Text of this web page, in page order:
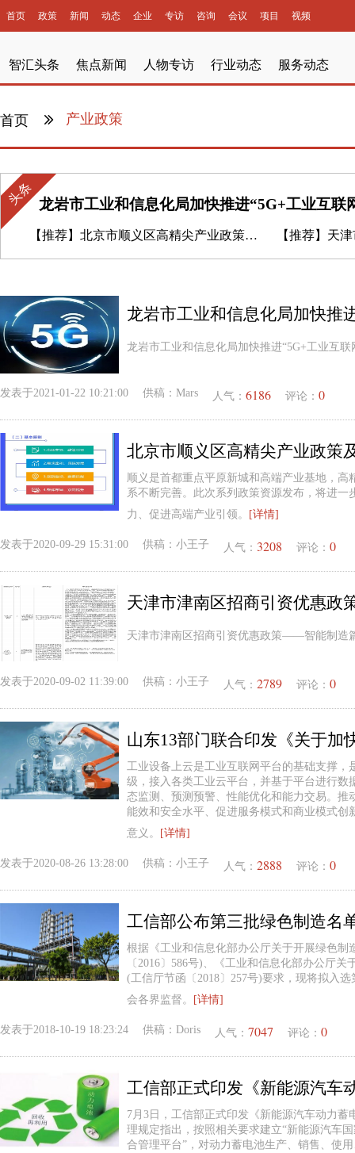
首页 政策 新闻 动态 企业 专访 咨询 会议 项目 视频
智汇头条 焦点新闻 人物专访 行业动态 服务动态
首页 产业政策
头条 龙岩市工业和信息化局加快推进“5G+工业互联
【推荐】 北京市顺义区高精尖产业政策及产业资源新闻发布会 【推荐】 天津
龙岩市工业和信息化局加快推进“5G+工业互联
发表于2021-01-22 10:21:00 供稿： Mars 人气： 6186 评论： 0
北京市顺义区高精尖产业政策
顺义是首都重点平原新城和高端产业基地，高
系不断完善。此次系列政策资源发布，将进
力、促进高端产业引领。
[详情]
发表于2020-09-29 15:31:00 供稿： 小王子 人气： 3208 评论： 0
天津市津南区招商引资优惠
天津市津南区招商引资优惠政策——智能制造
发表于2020-09-02 11:39:00 供稿： 小王子 人气： 2789 评论： 0
工业设备上云是工业互联网平台的基础支撑，
级，接入各类工业云平台，并基于平台进行数
态监测、预测预警、性能优化和能力交易。推
能效和安全水平、促进服务模式和商业模式创
意义。
[详情]
发表于2020-08-26 13:28:00 供稿： 小王子 人气： 2888 评论： 0
根据《工业和信息化部办公厅关于开展绿色制
〔2016〕586号)、《工业和信息化部办公厅
(工信厅节函〔2018〕257号)要求，现将拟入
会各界监督。
[详情]
发表于2018-10-19 18:23:24 供稿： Doris 人气： 7047 评论： 0
7月3日，工信部正式印发《新能源汽车动力
理规定指出，按照相关要求建立“新能源汽车
合管理平台”，对动力蓄电池生产、销售、使